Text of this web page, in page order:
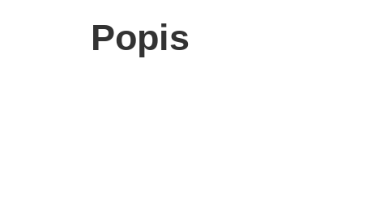
Popis